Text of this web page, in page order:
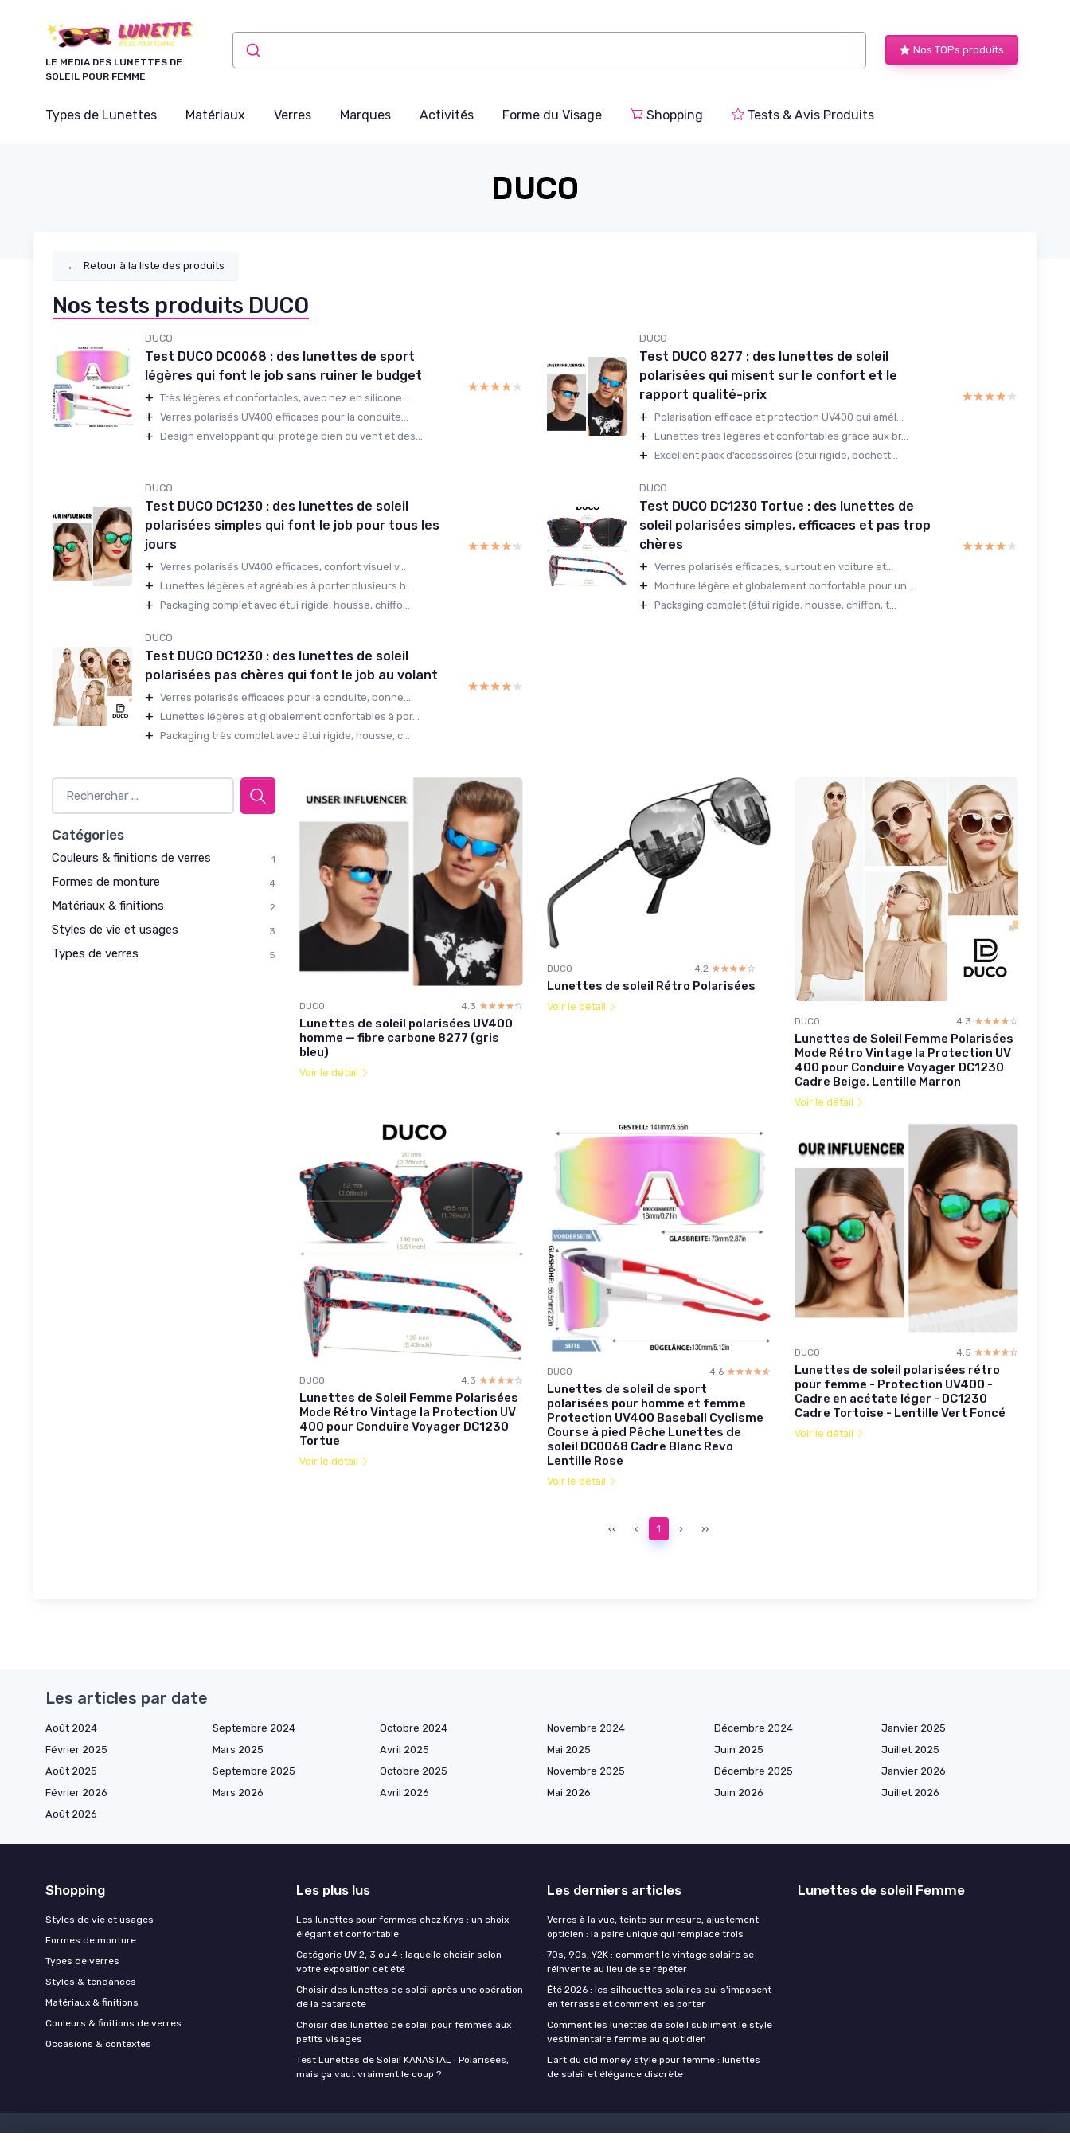
LE MEDIA DES LUNETTES DE
SOLEIL POUR FEMME
Nos TOPs produits
Types de Lunettes Matériaux Verres Marques Activités Forme du Visage Shopping Tests & Avis Produits
DUCO
← Retour à la liste des produits
Nos tests produits DUCO
DUCO
Test DUCO DC0068 : des lunettes de sport
légères qui font le job sans ruiner le budget
+ Très légères et confortables, avec nez en silicone...
+ Verres polarisés UV400 efficaces pour la conduite...
+ Design enveloppant qui protège bien du vent et des...
★★★★★
★★★★★
DUCO
Test DUCO 8277 : des lunettes de soleil
polarisées qui misent sur le confort et le
rapport qualité-prix
+ Polarisation efficace et protection UV400 qui amél...
+ Lunettes très légères et confortables grâce aux br...
+ Excellent pack d’accessoires (étui rigide, pochett...
★★★★★
★★★★★
DUCO
Test DUCO DC1230 : des lunettes de soleil
polarisées simples qui font le job pour tous les
jours
+ Verres polarisés UV400 efficaces, confort visuel v...
+ Lunettes légères et agréables à porter plusieurs h...
+ Packaging complet avec étui rigide, housse, chiffo...
★★★★★
★★★★★
DUCO
Test DUCO DC1230 Tortue : des lunettes de
soleil polarisées simples, efficaces et pas trop
chères
+ Verres polarisés efficaces, surtout en voiture et...
+ Monture légère et globalement confortable pour un...
+ Packaging complet (étui rigide, housse, chiffon, t...
★★★★★
★★★★★
DUCO
Test DUCO DC1230 : des lunettes de soleil
polarisées pas chères qui font le job au volant
+ Verres polarisés efficaces pour la conduite, bonne...
+ Lunettes légères et globalement confortables à por...
+ Packaging très complet avec étui rigide, housse, c...
★★★★★
★★★★★
Catégories
Couleurs & finitions de verres 1
Formes de monture 4
Matériaux & finitions 2
Styles de vie et usages 3
Types de verres 5
DUCO 4.3 ☆☆☆☆☆
★★★★★
Lunettes de soleil polarisées UV400
homme — fibre carbone 8277 (gris
bleu)
Voir le détail
DUCO 4.2 ☆☆☆☆☆
★★★★★
Lunettes de soleil Rétro Polarisées
Voir le détail
DUCO 4.3 ☆☆☆☆☆
★★★★★
Lunettes de Soleil Femme Polarisées
Mode Rétro Vintage la Protection UV
400 pour Conduire Voyager DC1230
Cadre Beige, Lentille Marron
Voir le détail
DUCO 4.3 ☆☆☆☆☆
★★★★★
Lunettes de Soleil Femme Polarisées
Mode Rétro Vintage la Protection UV
400 pour Conduire Voyager DC1230
Tortue
Voir le détail
DUCO 4.6 ☆☆☆☆☆
★★★★★
Lunettes de soleil de sport
polarisées pour homme et femme
Protection UV400 Baseball Cyclisme
Course à pied Pêche Lunettes de
soleil DC0068 Cadre Blanc Revo
Lentille Rose
Voir le détail
DUCO 4.5 ☆☆☆☆☆
★★★★★
Lunettes de soleil polarisées rétro
pour femme - Protection UV400 -
Cadre en acétate léger - DC1230
Cadre Tortoise - Lentille Vert Foncé
Voir le détail
‹‹ ‹ 1 › ››
Les articles par date
Août 2024 Septembre 2024 Octobre 2024 Novembre 2024 Décembre 2024
Janvier 2025
Février 2025
Mars 2025 Avril 2025 Mai 2025 Juin 2025
Juillet 2025
Août 2025
Septembre 2025 Octobre 2025 Novembre 2025 Décembre 2025
Janvier 2026
Février 2026
Mars 2026 Avril 2026 Mai 2026 Juin 2026
Juillet 2026
Août 2026
Shopping
Styles de vie et usages
Formes de monture
Types de verres
Styles & tendances
Matériaux & finitions
Couleurs & finitions de verres
Occasions & contextes
Les plus lus
Les lunettes pour femmes chez Krys : un choix
élégant et confortable
Catégorie UV 2, 3 ou 4 : laquelle choisir selon
votre exposition cet été
Choisir des lunettes de soleil après une opération
de la cataracte
Choisir des lunettes de soleil pour femmes aux
petits visages
Test Lunettes de Soleil KANASTAL : Polarisées,
mais ça vaut vraiment le coup ?
Les derniers articles
Verres à la vue, teinte sur mesure, ajustement
opticien : la paire unique qui remplace trois
70s, 90s, Y2K : comment le vintage solaire se
réinvente au lieu de se répéter
Été 2026 : les silhouettes solaires qui s'imposent
en terrasse et comment les porter
Comment les lunettes de soleil subliment le style
vestimentaire femme au quotidien
L’art du old money style pour femme : lunettes
de soleil et élégance discrète
Lunettes de soleil Femme